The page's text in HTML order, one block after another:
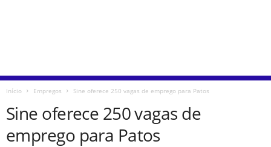
Início Empregos Sine oferece 250 vagas de emprego para Patos
Sine oferece 250 vagas de
emprego para Patos